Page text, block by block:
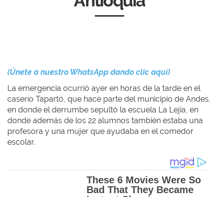
(Únete a nuestro WhatsApp dando clic aquí)
La emergencia ocurrió ayer en horas de la tarde en el
caserío Tapartó, que hace parte del municipio de Andes,
en donde el derrumbe sepultó la escuela La Lejía, en
donde además de los 22 alumnos también estaba una
profesora y una mujer que ayudaba en el comedor
escolar.